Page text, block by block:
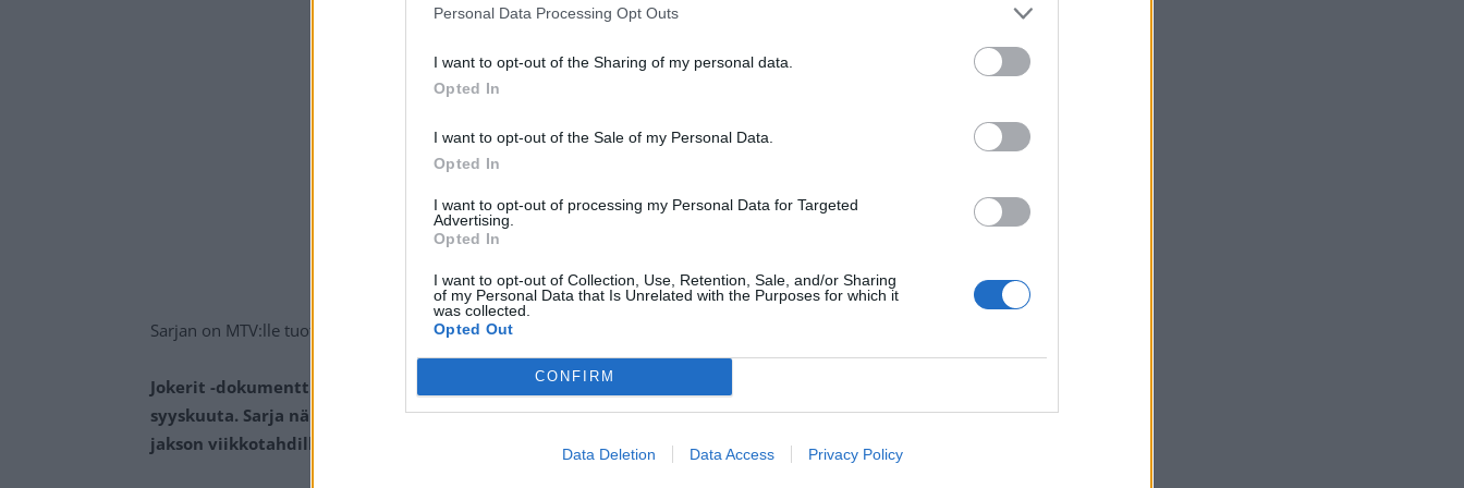
Personal Data Processing Opt Outs
I want to opt-out of the Sharing of my personal data.
Opted In
I want to opt-out of the Sale of my Personal Data.
Opted In
I want to opt-out of processing my Personal Data for Targeted
Advertising.
Opted In
I want to opt-out of Collection, Use, Retention, Sale, and/or Sharing
of my Personal Data that Is Unrelated with the Purposes for which it
was collected.
Opted Out
CONFIRM
Data Deletion Data Access Privacy Policy
Sarjan on MTV:lle tuottanut dokumenteistaan tunnettu Intervisio.
Jokerit -dokumenttisarjan kaikki neljä jaksoa julkaistaan C More -suoratoistopalvelussa 5.
syyskuuta. Sarja nähdään MTV3 -kanavalla ja MTV Katsomossa 10. syyskuuta alkaen yhden
jakson viikkotahdilla.